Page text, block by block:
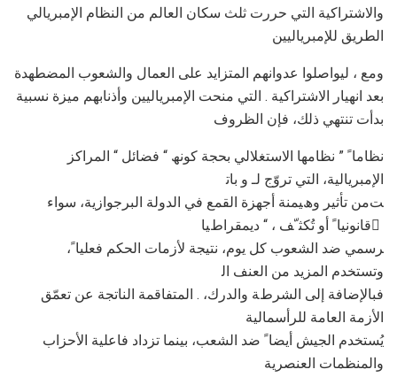
واﻻﺷﺘﺮاﻛﯿﺔ اﻟﺘﻲ ﺣﺮرت ﺛﻠﺚ ﺳﻜﺎن اﻟﻌﺎﻟﻢ ﻣﻦ اﻟﻨﻈﺎم اﻹﻣﺒﺮﯾﺎﻟﻲ
اﻟﻄﺮﯾﻖ ﻟﻺﻣﺒﺮﯾﺎﻟﯿﯿﻦ
وﻣﻊ ، ﻟﯿﻮاﺻﻠﻮا ﻋﺪواﻧﮭﻢ اﻟﻤﺘﺰاﯾﺪ ﻋﻠﻰ اﻟﻌﻤﺎل واﻟﺸﻌﻮب اﻟﻤﻀﻄﮭﺪة
ﺑﻌﺪ اﻧﮭﯿﺎر اﻻﺷﺘﺮاﻛﯿﺔ . اﻟﺘﻲ ﻣﻨﺤﺖ اﻹﻣﺒﺮﯾﺎﻟﯿﯿﻦ وأذﻧﺎﺑﮭﻢ ﻣﯿﺰة ﻧﺴﺒﯿﺔ
ﺑﺪأت ﺗﻨﺘﮭﻲ ذﻟﻚ، ﻓﺈن اﻟﻈﺮوف
ﻧﻈﺎﻣﺎ ً ” ﻧﻈﺎﻣﮭﺎ اﻻﺳﺘﻐﻼﻟﻲ ﺑﺤﺠﺔ ﻛﻮﻧﮫ “ ﻓﻀﺎﺋﻞ “ اﻟﻤﺮاﻛﺰ
اﻹﻣﺒﺮﯾﺎﻟﯿﺔ، اﻟﺘﻲ ﺗﺮوّج ﻟـ و ﺑﺎﺗ
ﺖﻣﻦ ﺗﺄﺛﯿﺮ وھﯿﻤﻨﺔ أﺟﮭﺰة اﻟﻘﻤﻊ ﻓﻲ اﻟﺪوﻟﺔ اﻟﺒﺮﺟﻮازﯾﺔ، ﺳﻮاء
ﻗﺎﻧﻮﻧﯿﺎ ً أو ﺗُﻜﺜ ّﻒ ، “ دﯾﻤﻘﺮاطﯿﺎ ً
ﺮﺳﻤﻲ ﺿﺪ اﻟﺸﻌﻮب ﻛﻞ ﯾﻮم، ﻧﺘﯿﺠﺔ ﻷزﻣﺎت اﻟﺤﻜﻢ ﻓﻌﻠﯿﺎ ً،
وﺗﺴﺘﺨﺪم اﻟﻤﺰﯾﺪ ﻣﻦ اﻟﻌﻨﻒ اﻟ
ﻓﺒﺎﻹﺿﺎﻓﺔ إﻟﻰ اﻟﺸﺮطﺔ واﻟﺪرك، . اﻟﻤﺘﻔﺎﻗﻤﺔ اﻟﻨﺎﺗﺠﺔ ﻋﻦ ﺗﻌﻤّﻖ
اﻷزﻣﺔ اﻟﻌﺎﻣﺔ ﻟﻠﺮأﺳﻤﺎﻟﯿﺔ
ﯾُﺴﺘﺨﺪم اﻟﺠﯿﺶ أﯾﻀﺎ ً ﺿﺪ اﻟﺸﻌﺐ، ﺑﯿﻨﻤﺎ ﺗﺰداد ﻓﺎﻋﻠﯿﺔ اﻷﺣﺰاب
واﻟﻤﻨﻈﻤﺎت اﻟﻌﻨﺼﺮﯾﺔ